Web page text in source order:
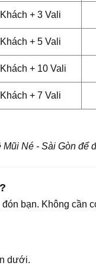
+ 3 Vali
+ 5 Vali
+ 10 Vali
+ 7 Vali
Né - Sài Gòn để
bạn. Không cần
dưới.